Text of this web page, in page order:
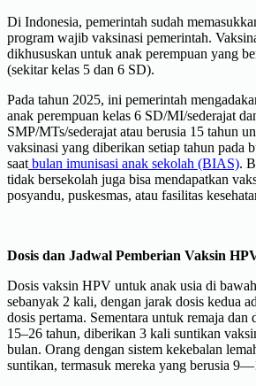
Di Indonesia, pemerintah sudah
program wajib vaksinasi pemerintah.
dikhususkan untuk anak perempuan yang
(sekitar kelas 5 dan 6 SD).
Pada tahun 2025, ini pemerintah
anak perempuan kelas 6 SD/MI/sederajat
SMP/MTs/sederajat atau berusia 15 tahun
vaksinasi yang diberikan setiap tahun pada
saat bulan imunisasi anak sekolah (BIAS).
tidak bersekolah juga bisa mendapatkan
posyandu, puskesmas, atau fasilitas
Dosis dan Jadwal Pemberian Vaksin
Dosis vaksin HPV untuk anak usia di
sebanyak 2 kali, dengan jarak dosis kedua
dosis pertama. Sementara untuk remaja dan
15–26 tahun, diberikan 3 kali suntikan
bulan. Orang dengan sistem kekebalan
suntikan, termasuk mereka yang berusia